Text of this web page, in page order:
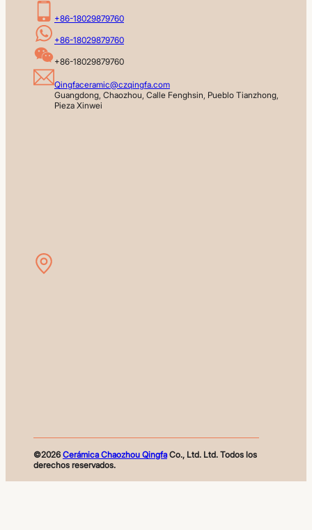
+86-18029879760
+86-18029879760
+86-18029879760
Qingfaceramic@czqingfa.com
Guangdong, Chaozhou, Calle Fenghsin, Pueblo Tianzhong,
Pieza Xinwei
©2026 Cerámica Chaozhou QingfaCo., Ltd. Ltd. Todos los
derechos reservados.